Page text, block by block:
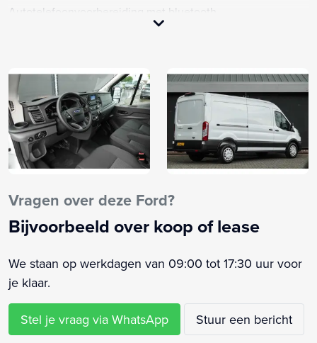
Autotelefoonvoorbereiding met bluetooth
Bestuurdersstoel in hoogte verstelbaar
Boordcomputer
Buitenspiegels elektrisch verstel- en verwarmbaar
Buitenspiegels elektrisch verstelbaar
Centrale deurvergrendeling
Centrale deurvergrendeling met afstandsbediening
Cruise control
Elektrische ramen voor
Elektronisch Stabiliteits Programma
Lendesteunen (verstelbaar)
Mistlampen voor
Parkeersensor achter
Parkeersensor voor
Vragen over deze Ford?
Bijvoorbeeld over koop of lease
We staan op werkdagen van 09:00 tot 17:30 uur voor
je klaar.
Stel je vraag via WhatsApp Stuur een bericht